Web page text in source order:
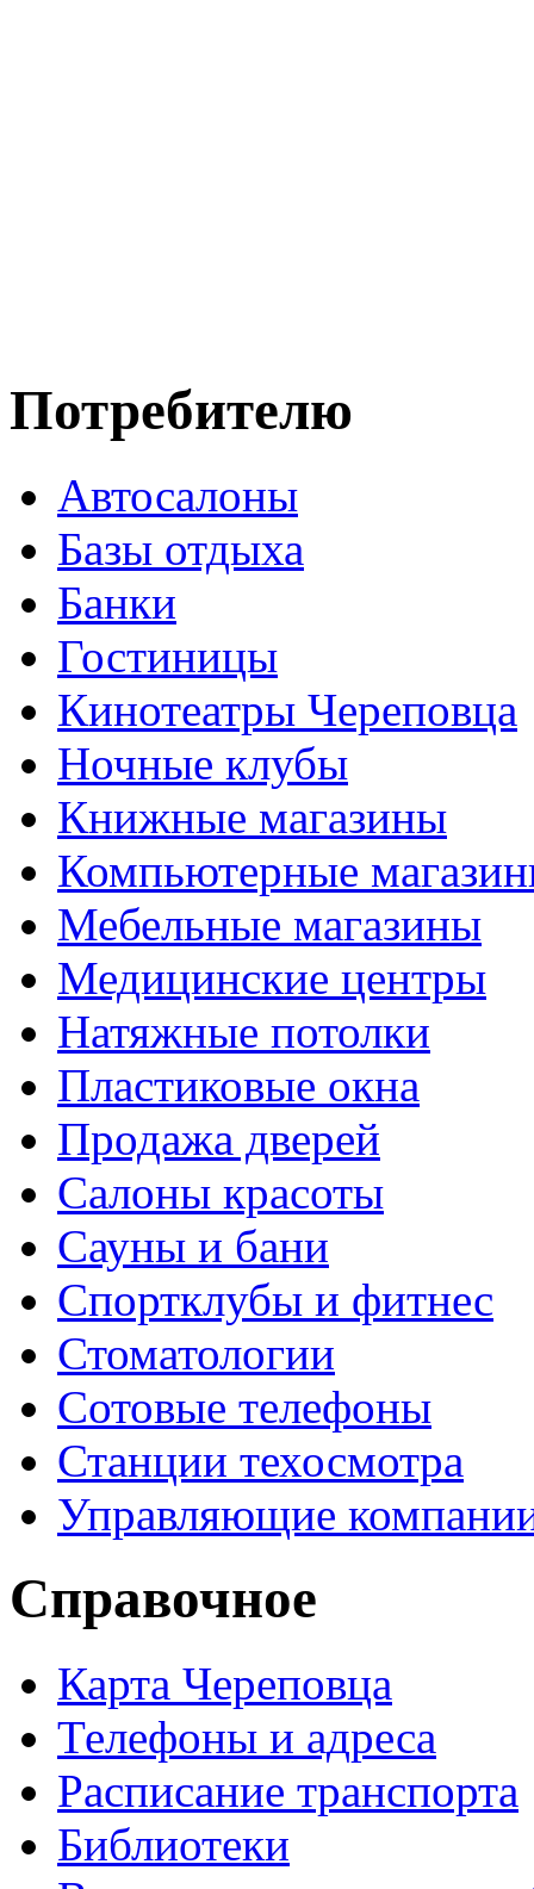
Потребителю
Автосалоны
Базы отдыха
Банки
Гостиницы
Кинотеатры Череповца
Ночные клубы
Книжные магазины
Компьютерные
Мебельные магазины
Медицинские центры
Натяжные потолки
Пластиковые окна
Продажа дверей
Салоны красоты
Сауны и бани
Спортклубы и фитнес
Стоматологии
Сотовые телефоны
Станции техосмотра
Управляющие
Справочное
Карта Череповца
Телефоны и адреса
Расписание транспорта
Библиотеки